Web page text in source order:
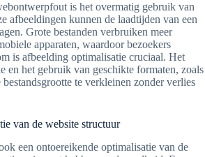
is het overmatig gebruik van
afbeeldingen kunnen de laadtijden van een
Grote bestanden verbruiken meer
apparaten, waardoor bezoekers
is afbeelding optimalisatie cruciaal. Het
en het gebruik van geschikte formaten, zoals
te verkleinen zonder verlies
van de website structuur
een ontoereikende optimalisatie van de